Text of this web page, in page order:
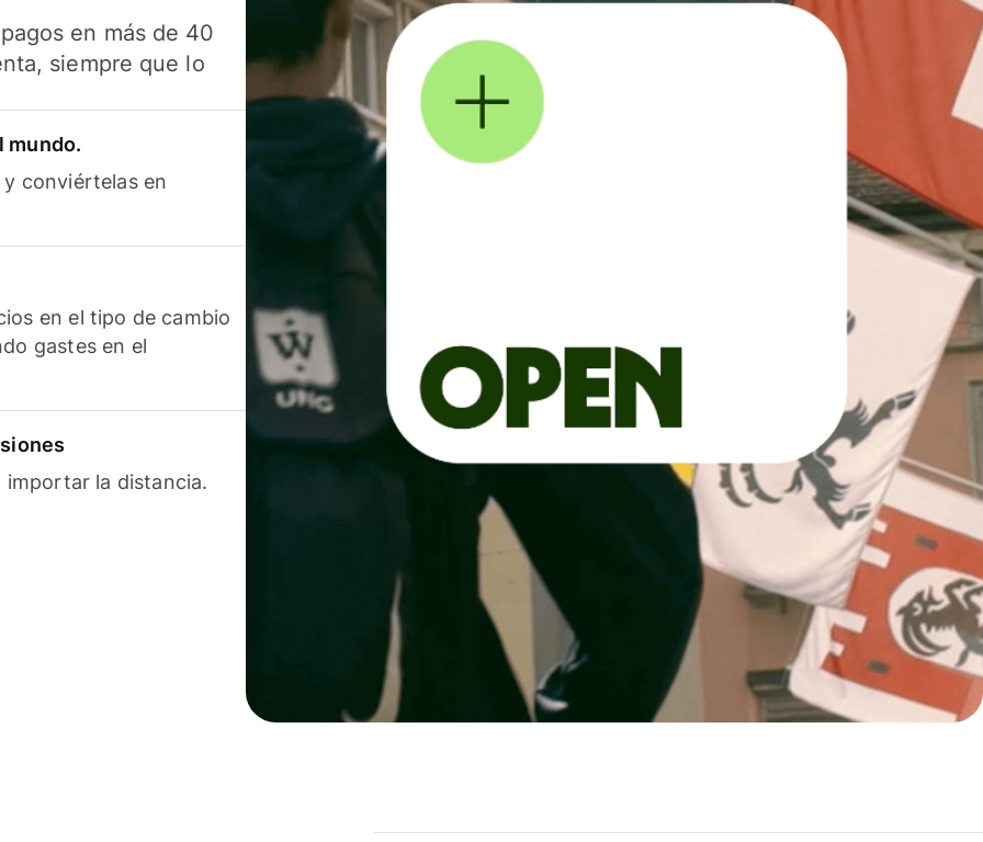
en más de 40
siempre que lo
mundo.
conviértelas en
en el tipo de cambio
gastes en el
importar la distancia.